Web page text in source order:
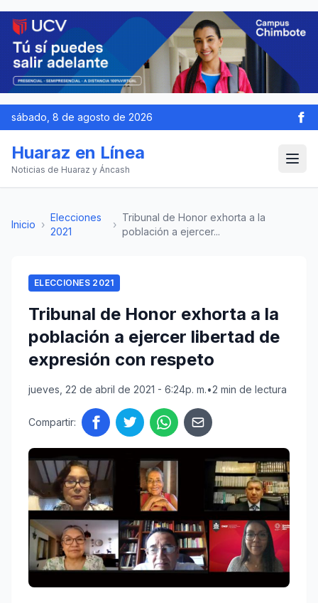
sábado, 8 de agosto de 2026
Huaraz en Línea
Noticias de Huaraz y Áncash
Inicio ›
Elecciones
2021
›
Tribunal de Honor exhorta a la
población a ejercer...
ELECCIONES 2021
Tribunal de Honor exhorta a la
población a ejercer libertad de
expresión con respeto
jueves, 22 de abril de 2021 - 6:24p. m.•2 min de lectura
Compartir: